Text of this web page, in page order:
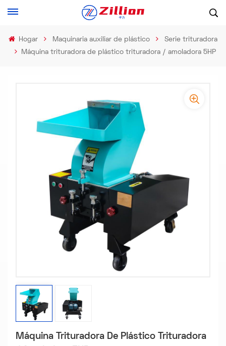
Hogar Maquinaria auxiliar de plástico
Serie trituradora
Máquina trituradora de plástico trituradora / amoladora 5HP
Máquina Trituradora De Plástico Trituradora